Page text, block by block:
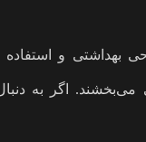
بهداشتی و استفاده
اگر به